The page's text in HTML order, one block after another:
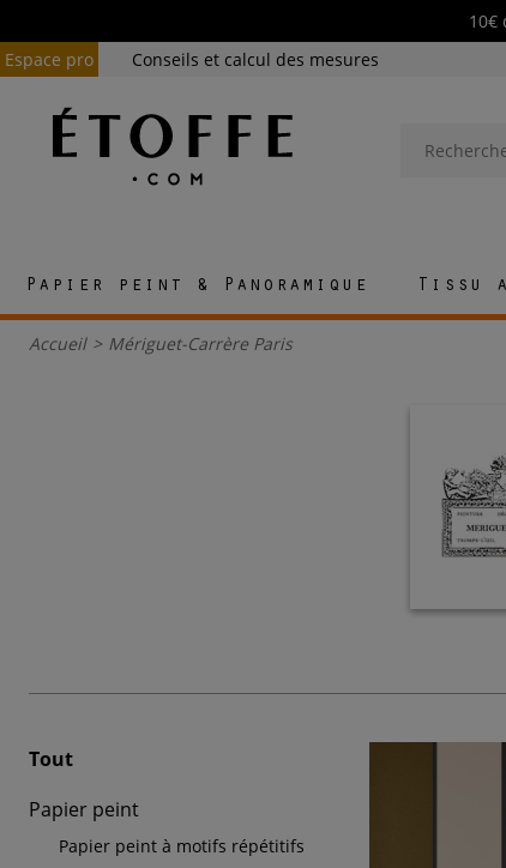
10€
Espace pro
Conseils et calcul des mesures
Papier peint & Panoramique Tissu
Accueil > Mériguet-Carrère Paris
Tout
Papier peint
Papier peint à motifs répétitifs